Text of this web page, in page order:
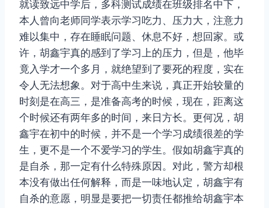
就读致远中学后，多科测试成绩在班级排名中下，
本人曾向老师同学表示学习吃力、压力大，注意力
难以集中，存在睡眠问题、休息不好，想回家。或
许，胡鑫宇真的感到了学习上的压力，但是，他毕
竟入学才一个多月，就绝望到了要死的程度，实在
令人无法想象。对于高中生来说，真正开始较量的
时刻是在高三，是准备高考的时候，现在，距离这
个时候还有两年多的时间，来日方长。更何况，胡
鑫宇在初中的时候，并不是一个学习成绩很差的学
生，更不是一个不爱学习的学生。假如胡鑫宇真的
是自杀，那一定有什么特殊原因。对此，警方却根
本没有做出任何解释，而是一味地认定，胡鑫宇有
自杀的意愿，明显是要把一切责任都推给胡鑫宇本